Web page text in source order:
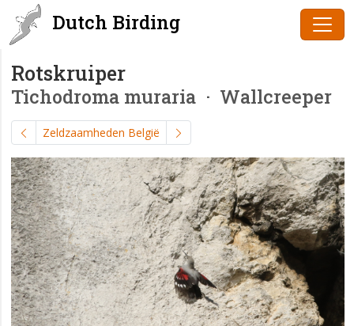
Dutch Birding
Rotskruiper
Tichodroma muraria · Wallcreeper
Zeldzaamheden België